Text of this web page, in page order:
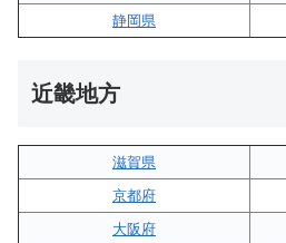
静岡県
近畿地方
滋賀県
京都府
大阪府